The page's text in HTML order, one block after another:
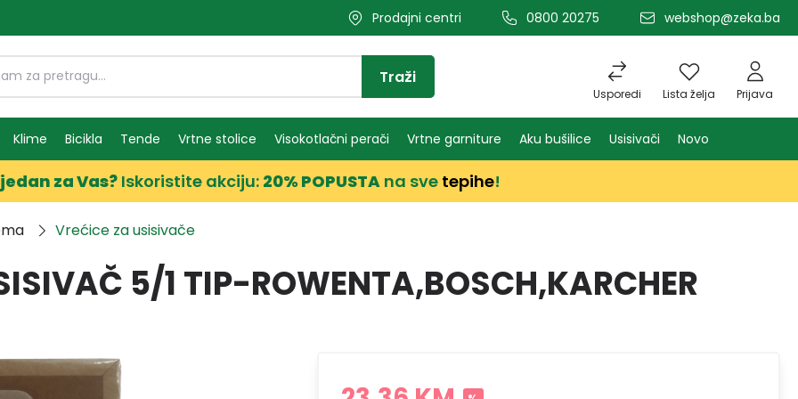
Prodajni centri 0800 20275 webshop@zeka.ba
Usporedi Lista želja Prijava
Traži
Klime Bicikla Tende Vrtne stolice Visokotlačni perači Vrtne garniture Aku bušilice Usisivači Novo
za Vas?Iskoristite akciju: 20% POPUSTA na sve tepihe!
Vrećice za usisivače
5/1 TIP-ROWENTA,BOSCH,KARCHER